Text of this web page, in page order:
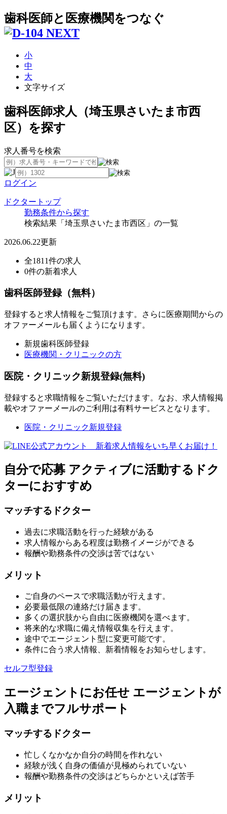
歯科医師と医療機関をつなぐ
小
中
大
文字サイズ
歯科医師求人（埼玉県さいたま市西
区）を探す
求人番号を検索
ログイン
ドクタートップ
勤務条件から探す
検索結果「埼玉県さいたま市西区」の一覧
2026.06.22更新
全1811件の求人
0件の新着求人
歯科医師登録（無料）
登録すると求人情報をご覧頂けます。さらに医療期間からの
オファーメールも届くようになります。
新規歯科医師登録
医療機関・クリニックの方
医院・クリニック新規登録(無料)
登録すると求職情報をご覧いただけます。なお、求人情報掲
載やオファーメールのご利用は有料サービスとなります。
医院・クリニック新規登録
自分で応募 アクティブに活動するドク
ターにおすすめ
マッチするドクター
過去に求職活動を行った経験がある
求人情報からある程度は勤務イメージができる
報酬や勤務条件の交渉は苦ではない
メリット
ご自身のペースで求職活動が行えます。
必要最低限の連絡だけ届きます。
多くの選択肢から自由に医療機関を選べます。
将来的な求職に備え情報収集を行えます。
途中でエージェント型に変更可能です。
条件に合う求人情報、新着情報をお知らせします。
セルフ型登録
エージェントにお任せ エージェントが
入職までフルサポート
マッチするドクター
忙しくなかなか自分の時間を作れない
経験が浅く自身の価値が見極められていない
報酬や勤務条件の交渉はどちらかといえば苦手
メリット